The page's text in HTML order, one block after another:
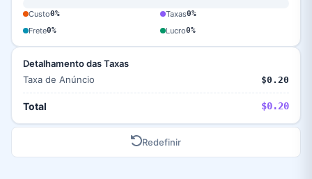
Custo0% Taxas0%
Frete0% Lucro0%
Detalhamento das Taxas
Taxa de Anúncio
$0.20
Total $0.20
Redefinir